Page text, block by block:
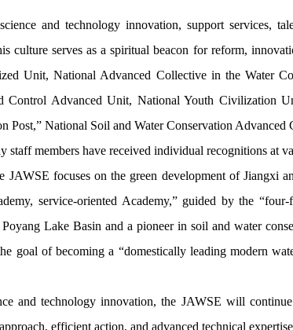
and technology innovation, support services,
culture serves as a spiritual beacon for reform,
Unit, National Advanced Collective in the Water
Advanced Unit, National Youth Civilization
Post,” National Soil and Water Conservation Advanced
members have received individual recognitions at
focuses on the green development of Jiangxi
service-oriented Academy,” guided by the
Lake Basin and a pioneer in soil and water
goal of becoming a “domestically leading modern
and technology innovation, the JAWSE will
efficient action, and advanced technical